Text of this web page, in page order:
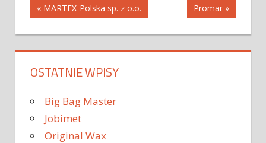
Nawigacja
wpisu
« MARTEX-Polska sp. z o.o. Promar »
OSTATNIE WPISY
Big Bag Master
Jobimet
Original Wax